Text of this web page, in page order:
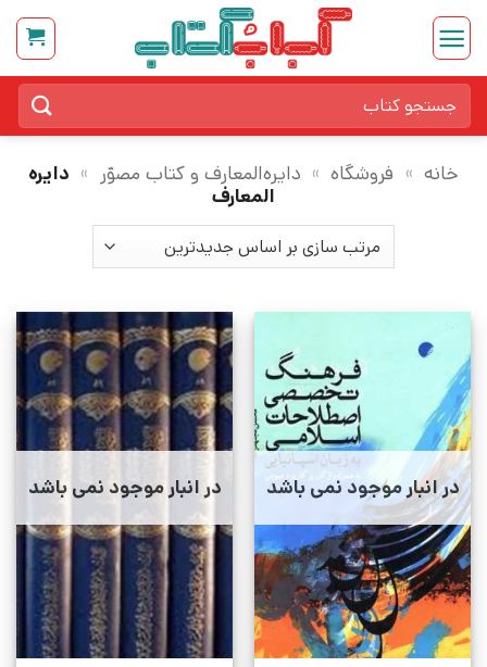
Skip
content
برای:
خانه » فروشگاه » دایره‌المعارف و کتاب مصوّر » دایره
المعارف
در انبار موجود نمی باشد در انبار موجود نمی باشد